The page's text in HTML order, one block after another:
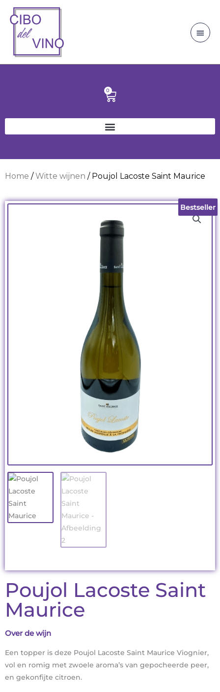
naar
0
Winkelwagen
Home /Witte wijnen / Poujol Lacoste Saint Maurice
Bestseller
Poujol Lacoste Saint
Maurice
Over de wijn
Een topper is deze Poujol Lacoste Saint Maurice Viognier,
vol en romig met zwoele aroma’s van gepocheerde peer,
en gekonfijte citroen.